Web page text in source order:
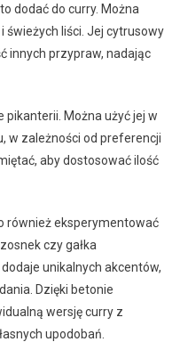
dodać do curry. Można
świeżych liści. Jej cytrusowy
innych przypraw, nadając
Można użyć jej w
w zależności od preferencji
aby dostosować ilość
również eksperymentować
czy gałka
unikalnych akcentów,
Dzięki betonie
wersję curry z
upodobań.